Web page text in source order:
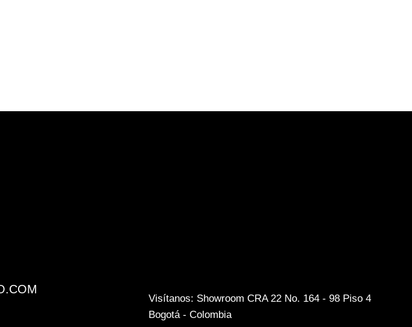
Visítanos: Showroom CRA 22 No. 164 - 98 Piso 4
Bogotá - Colombia